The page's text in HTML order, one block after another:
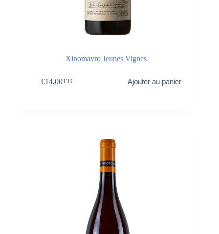
Xinomavro Jeunes Vignes
€14,00TTC Ajouter au panier